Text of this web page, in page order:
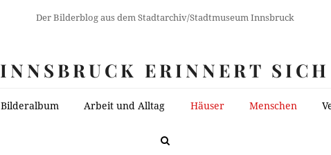
Der Bilderblog aus dem Stadtarchiv/Stadtmuseum Innsbruck
INNSBRUCK ERINNERT SICH
Bilderalbum Arbeit und Alltag Häuser Menschen